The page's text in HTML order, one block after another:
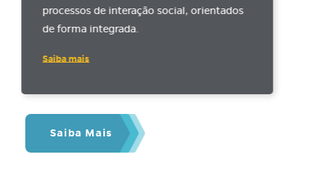
processos de interação social, orientados
de forma integrada.
Saiba mais
Saiba Mais